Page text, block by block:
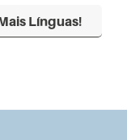
Línguas!